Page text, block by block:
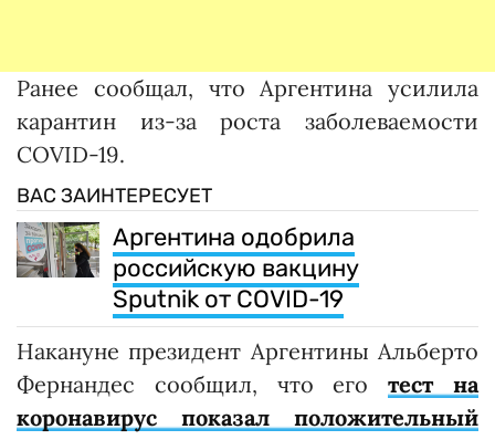
Ранее сообщал, что Аргентина усилила
карантин из-за роста заболеваемости
COVID-19.
ВАС ЗАИНТЕРЕСУЕТ
Аргентина одобрила
российскую вакцину
Sputnik от COVID-19
Накануне президент Аргентины Альберто
Фернандес сообщил, что еготест на
коронавирус показал положительный